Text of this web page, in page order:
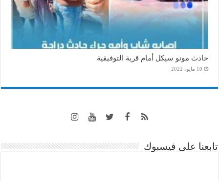
حادث موتو سيكل أمام قرية التوفيقية
10 مايو، 2022
تابعنا على فيسبوك